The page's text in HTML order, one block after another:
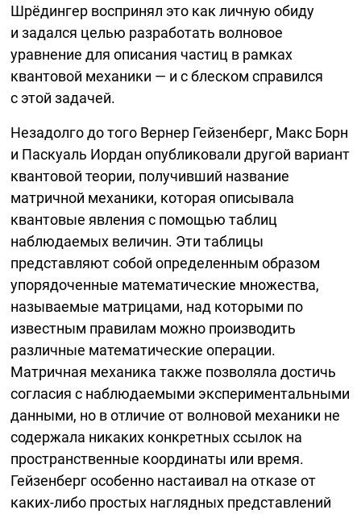
Шрёдингер воспринял это как личную обиду
и задался целью разработать волновое
уравнение для описания частиц в рамках
квантовой механики — и с блеском справился
с этой задачей.
Незадолго до того Вернер Гейзенберг, Макс Борн
и Паскуаль Иордан опубликовали другой вариант
квантовой теории, получивший название
матричной механики, которая описывала
квантовые явления с помощью таблиц
наблюдаемых величин. Эти таблицы
представляют собой определенным образом
упорядоченные математические множества,
называемые матрицами, над которыми по
известным правилам можно производить
различные математические операции.
Матричная механика также позволяла достичь
согласия с наблюдаемыми экспериментальными
данными, но в отличие от волновой механики не
содержала никаких конкретных ссылок на
пространственные координаты или время.
Гейзенберг особенно настаивал на отказе от
каких-либо простых наглядных представлений